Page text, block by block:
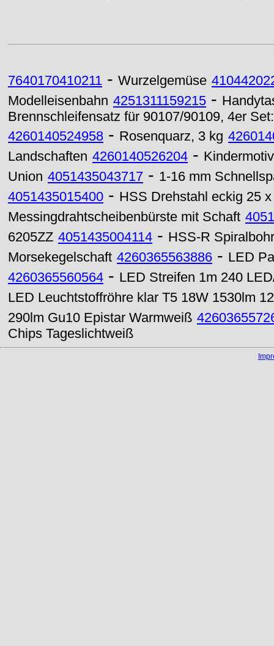
7640170410211 - Wurzelgemüse
Modelleisenbahn 4251311159215 -
Brennschleifensatz für 90107/90109, 4er
4260140524958 - Rosenquarz, 3 kg
Landschaften 4260140526204 -
Union 4051435043717 - 1-16 mm
4051435015400 - HSS Drehstahl eckig 25
Messingdrahtscheibenbürste mit Schaft
6205ZZ 4051435004114 - HSS-R
Morsekegelschaft 4260365563886 - LED
4260365560564 - LED Streifen 1m 240
LED Leuchtstoffröhre klar T5 18W 1530lm
290lm Gu10 Epistar Warmweiß
Chips Tageslichtweiß